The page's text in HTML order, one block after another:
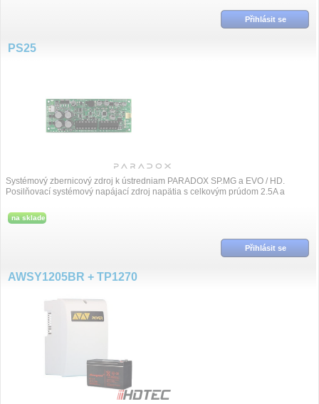
Přihlásit se
PS25
Systémový zbernicový zdroj k ústredniam PARADOX SP.MG a EVO / HD.
Posilňovací systémový napájací zdroj napätia s celkovým prúdom 2.5A a
na sklade
Přihlásit se
AWSY1205BR + TP1270